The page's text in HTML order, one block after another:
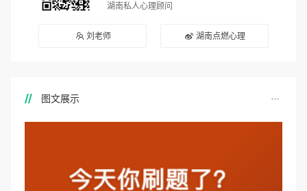
湖南私人心理顾问
刘老师 湖南点燃心理
图文展示